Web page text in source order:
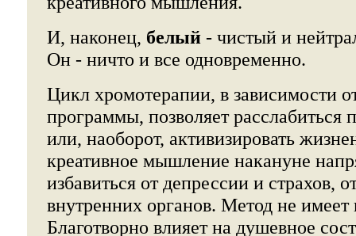
И, наконец, белый - чистый и
Он - ничто и все одновременно.
Цикл хромотерапии, в зависимости
программы, позволяет расслабиться
или, наоборот, активизировать
креативное мышление накануне
избавиться от депрессии и страхов,
внутренних органов. Метод не имеет
Благотворно влияет на душевное